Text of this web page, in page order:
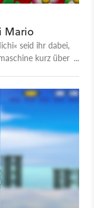
(fast) richtiges
Mario
seid ihr dabei,
kurz über
Wer mer
Artikel
euch die